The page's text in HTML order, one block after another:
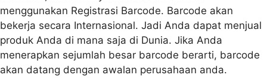
menggunakan Registrasi Barcode. Barcode akan
bekerja secara Internasional. Jadi Anda dapat menjual
produk Anda di mana saja di Dunia. Jika Anda
menerapkan sejumlah besar barcode berarti, barcode
akan datang dengan awalan perusahaan anda.